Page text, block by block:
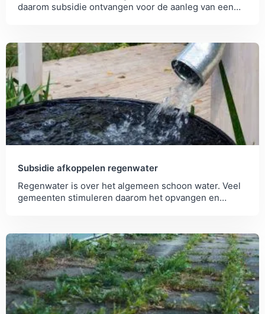
daarom subsidie ontvangen voor de aanleg van een
Subsidie afkoppelen regenwater
Regenwater is over het algemeen schoon water. Veel
gemeenten stimuleren daarom het opvangen en